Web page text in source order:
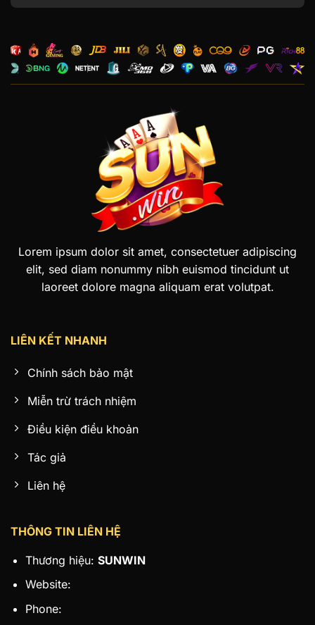
Lorem ipsum dolor sit amet, consectetuer adipiscing
elit, sed diam nonummy nibh euismod tincidunt ut
laoreet dolore magna aliquam erat volutpat.
LIÊN KẾT NHANH
Chính sách bảo mật
Miễn trừ trách nhiệm
Điều kiện điều khoản
Tác giả
Liên hệ
THÔNG TIN LIÊN HỆ
Thương hiệu: SUNWIN
Website:
Phone: